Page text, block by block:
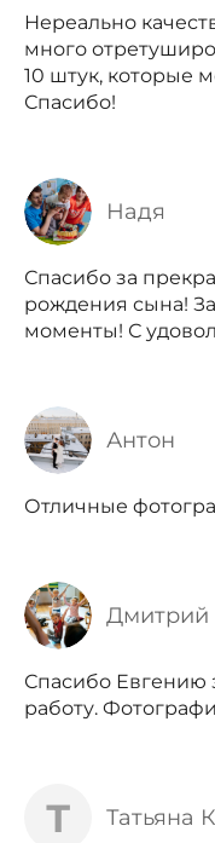
Нереально
много
10 штук, которые
Спасибо!
Надя
Спасибо за
рождения сына!
моменты! С
Антон
Отличные
Дмитрий
Спасибо Евгению
работу.
Т Татьяна